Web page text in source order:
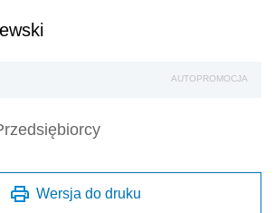
AUTOPROMOCJA
Wersja do druku